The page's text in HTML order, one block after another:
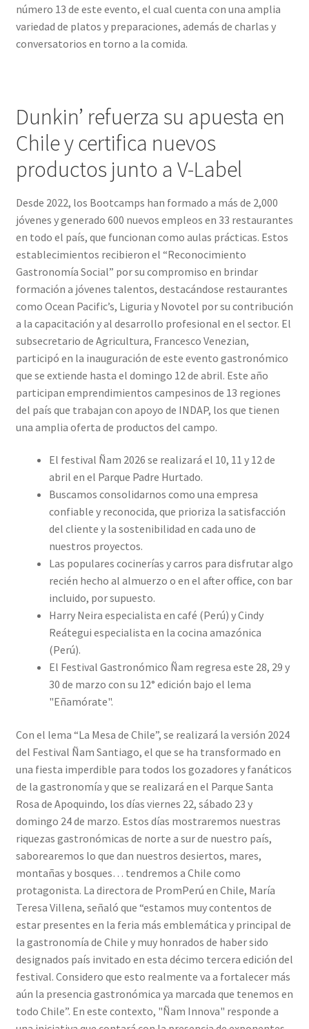
número 13 de este evento, el cual cuenta con una amplia
variedad de platos y preparaciones, además de charlas y
conversatorios en torno a la comida.
Dunkin’ refuerza su apuesta en
Chile y certifica nuevos
productos junto a V-Label
Desde 2022, los Bootcamps han formado a más de 2,000
jóvenes y generado 600 nuevos empleos en 33 restaurantes
en todo el país, que funcionan como aulas prácticas. Estos
establecimientos recibieron el “Reconocimiento
Gastronomía Social” por su compromiso en brindar
formación a jóvenes talentos, destacándose restaurantes
como Ocean Pacific’s, Liguria y Novotel por su contribución
a la capacitación y al desarrollo profesional en el sector. El
subsecretario de Agricultura, Francesco Venezian,
participó en la inauguración de este evento gastronómico
que se extiende hasta el domingo 12 de abril. Este año
participan emprendimientos campesinos de 13 regiones
del país que trabajan con apoyo de INDAP, los que tienen
una amplia oferta de productos del campo.
El festival Ñam 2026 se realizará el 10, 11 y 12 de
abril en el Parque Padre Hurtado.
Buscamos consolidarnos como una empresa
confiable y reconocida, que prioriza la satisfacción
del cliente y la sostenibilidad en cada uno de
nuestros proyectos.
Las populares cocinerías y carros para disfrutar algo
recién hecho al almuerzo o en el after office, con bar
incluido, por supuesto.
Harry Neira especialista en café (Perú) y Cindy
Reátegui especialista en la cocina amazónica
(Perú).
El Festival Gastronómico Ñam regresa este 28, 29 y
30 de marzo con su 12° edición bajo el lema
"Eñamórate".
Con el lema “La Mesa de Chile”, se realizará la versión 2024
del Festival Ñam Santiago, el que se ha transformado en
una fiesta imperdible para todos los gozadores y fanáticos
de la gastronomía y que se realizará en el Parque Santa
Rosa de Apoquindo, los días viernes 22, sábado 23 y
domingo 24 de marzo. Estos días mostraremos nuestras
riquezas gastronómicas de norte a sur de nuestro país,
saborearemos lo que dan nuestros desiertos, mares,
montañas y bosques… tendremos a Chile como
protagonista. La directora de PromPerú en Chile, María
Teresa Villena, señaló que “estamos muy contentos de
estar presentes en la feria más emblemática y principal de
la gastronomía de Chile y muy honrados de haber sido
designados país invitado en esta décimo tercera edición del
festival. Considero que esto realmente va a fortalecer más
aún la presencia gastronómica ya marcada que tenemos en
todo Chile”. En este contexto, "Ñam Innova" responde a